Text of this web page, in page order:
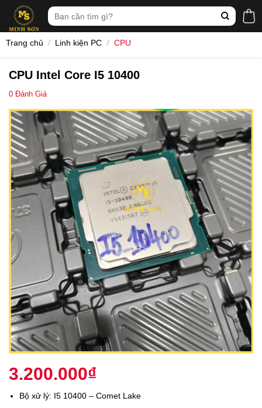
content
Tìm
kiếm:
Trang chủ / Linh kiện PC / CPU
CPU Intel Core I5 10400
0 Đánh Giá
3.200.000₫
Bộ xử lý: I5 10400 – Comet Lake